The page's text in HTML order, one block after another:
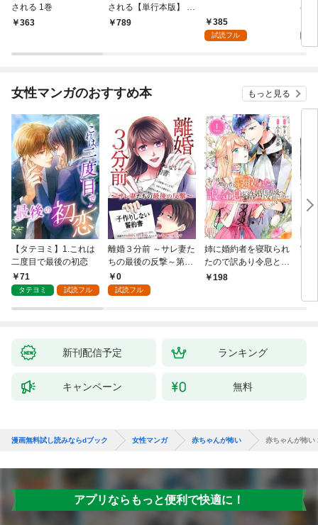
される 1巻
363
される【単行本版】 1
巻789 385
試読フル
む
女性マンガのおすすめ本 もっと見る
【タテヨミ】1.これは
二度目で最後の初恋
71
タテヨミ 試読フル
離婚３分前 ～サレ妻た
ちの最後の反撃～第1
話0
試読フル
姉に婚約者を寝取られ
たので訳あり令息と結
婚して辺境へと向かい
198
実
新刊配信予定 ランキング
キャンペーン 無料
漫画無料試し読みならdブック 女性マンガ 赤ちゃんが怖い 赤ちゃんが怖い
アプリならもっと便利で快適に！